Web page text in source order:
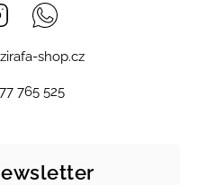
Instagram
zirafa-shop.cz
765 525